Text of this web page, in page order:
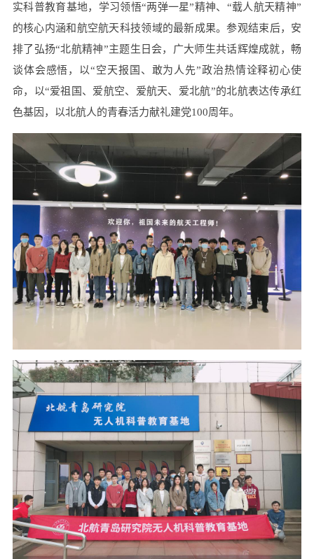
实科普教育基地，学习领悟“两弹一星”精神、“载人航天精神”
的核心内涵和航空航天科技领域的最新成果。参观结束后，安
排了弘扬“北航精神”主题生日会，广大师生共话辉煌成就，畅
谈体会感悟，以“空天报国、敢为人先”政治热情诠释初心使
命，以“爱祖国、爱航空、爱航天、爱北航”的北航表达传承红
色基因，以北航人的青春活力献礼建党100周年。